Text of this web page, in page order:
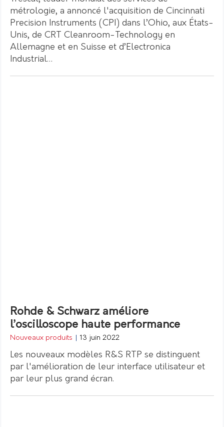
métrologie, a annoncé l'acquisition de Cincinnati
Precision Instruments (CPI) dans l’Ohio, aux États-
Unis, de CRT Cleanroom-Technology en
Allemagne et en Suisse et d’Electronica
Industrial…
Rohde & Schwarz améliore
l’oscilloscope haute performance
Nouveaux produits 13 juin 2022
Les nouveaux modèles R&S RTP se distinguent
par l'amélioration de leur interface utilisateur et
par leur plus grand écran.